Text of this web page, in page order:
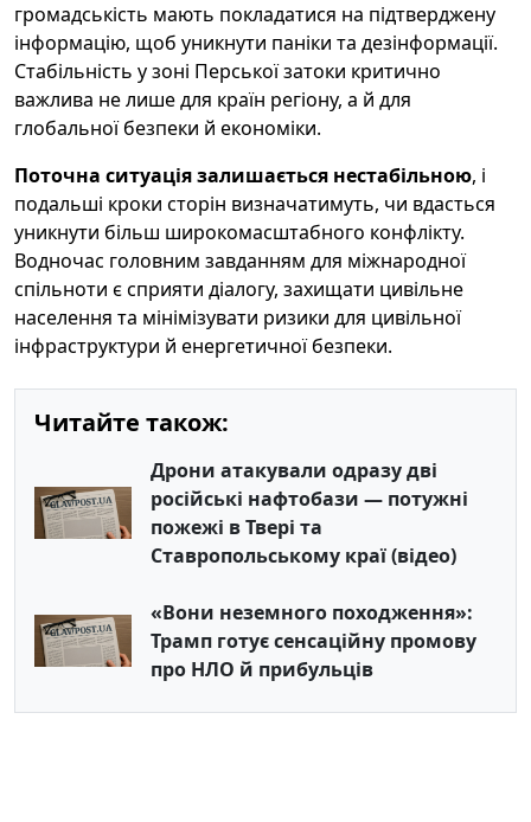
громадськість мають покладатися на підтверджену
інформацію, щоб уникнути паніки та дезінформації.
Стабільність у зоні Перської затоки критично
важлива не лише для країн регіону, а й для
глобальної безпеки й економіки.
Поточна ситуація залишається нестабільною, і
подальші кроки сторін визначатимуть, чи вдасться
уникнути більш широкомасштабного конфлікту.
Водночас головним завданням для міжнародної
спільноти є сприяти діалогу, захищати цивільне
населення та мінімізувати ризики для цивільної
інфраструктури й енергетичної безпеки.
Читайте також:
Дрони атакували одразу дві
російські нафтобази — потужні
пожежі в Твері та
Ставропольському краї (відео)
«Вони неземного походження»:
Трамп готує сенсаційну промову
про НЛО й прибульців